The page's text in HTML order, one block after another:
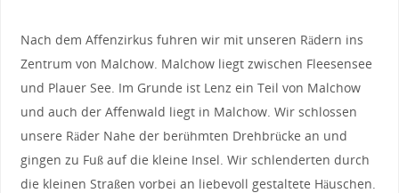
Nach dem Affenzirkus fuhren wir mit unseren Rädern ins
Zentrum von Malchow. Malchow liegt zwischen Fleesensee
und Plauer See. Im Grunde ist Lenz ein Teil von Malchow
und auch der Affenwald liegt in Malchow. Wir schlossen
unsere Räder Nahe der berühmten Drehbrücke an und
gingen zu Fuß auf die kleine Insel. Wir schlenderten durch
die kleinen Straßen vorbei an liebevoll gestaltete Häuschen.